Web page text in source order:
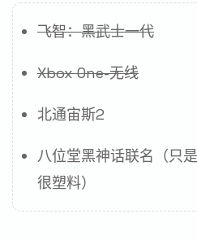
飞智：黑武士一代
Xbox One-无线
北通宙斯2
八位堂黑神话联名（只
很塑料）